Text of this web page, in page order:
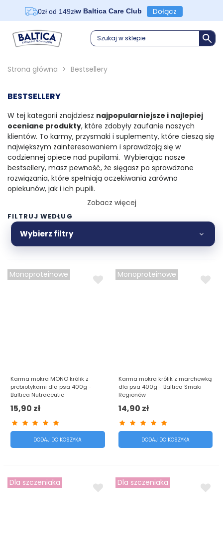
0zł od 149złw Baltica Care Club Dołącz
Szukaj w sklepie
Strona główna > Bestsellery
BESTSELLERY
W tej kategorii znajdziesz najpopularniejsze i najlepiej
oceniane produkty, które zdobyły zaufanie naszych
klientów. To karmy, przysmaki i suplementy, które cieszą się
największym zainteresowaniem i sprawdzają się w
codziennej opiece nad pupilami. Wybierając nasze
bestsellery, masz pewność, że sięgasz po sprawdzone
rozwiązania, które spełniają oczekiwania zarówno
opiekunów, jak i ich pupili.
Dzięki starannie dobranym składnikom i wysokiej jakości
nasze produkty zapewniają zdrową dietę, odpowiednią
pielęgnację i komfort na co dzień. Jeśli zastanawiasz się, co
wybrać dla swojego psa, sięgnij po bestsellery – to
gwarancja satysfakcji i dobrego samopoczucia Twojego
produkty są najczęściej kupowane przez naszych klientów!
Zobacz więcej
FILTRUJ WEDŁUG
Wybierz filtry
Monoproteinowe
Karma mokra MONO królik z
prebiotykami dla psa 400g -
Baltica Nutraceutic
15,90 zł
DODAJ DO KOSZYKA
Monoproteinowe
Karma mokra królik z marchewką
dla psa 400g - Baltica Smaki
Regionów
14,90 zł
DODAJ DO KOSZYKA
Dla szczeniaka Dla szczeniaka